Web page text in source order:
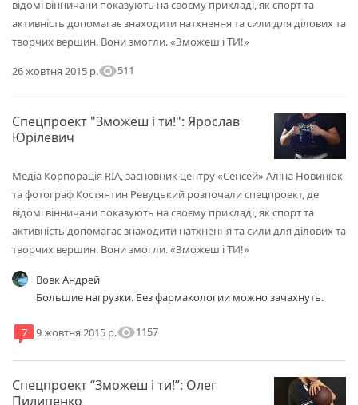
відомі вінничани показують на своєму прикладі, як спорт та
активність допомагає знаходити натхнення та сили для ділових та
творчих вершин. Вони змогли. «Зможеш і ТИ!»
26 жовтня 2015 р.visibility511
Спецпроект "Зможеш і ти!": Ярослав
Юрілевич
Медіа Корпорація RІА, засновник центру «Сенсей» Аліна Новинюк
та фотограф Костянтин Ревуцький розпочали спецпроект, де
відомі вінничани показують на своєму прикладі, як спорт та
активність допомагає знаходити натхнення та сили для ділових та
творчих вершин. Вони змогли. «Зможеш і ТИ!»
Вовк Андрей
Большие нагрузки. Без фармакологии можно зачахнуть.
7 9 жовтня 2015 р.visibility1157
Спецпроект “Зможеш і ти!”: Олег
Пилипенко